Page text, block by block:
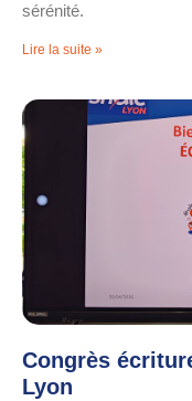
sérénité.
Lire la suite »
Congrès
Lyon